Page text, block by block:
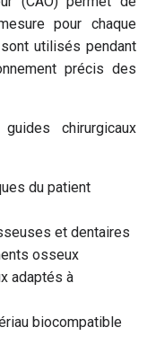
pour chaque
utilisés pendant
précis des
chirurgicaux
du patient
et dentaires
osseux
adaptés à
biocompatible